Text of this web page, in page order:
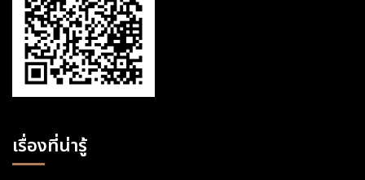
เรื่องที่น่ารู้